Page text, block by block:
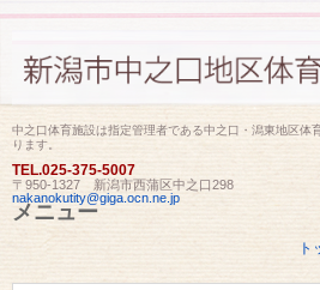
中之口体育施設は指定管理者である中之口・潟東地区体
ります。
TEL.025-375-5007
〒950-1327 新潟市西蒲区中之口298
nakanokutity@giga.ocn.ne.jp
メニュー
ト